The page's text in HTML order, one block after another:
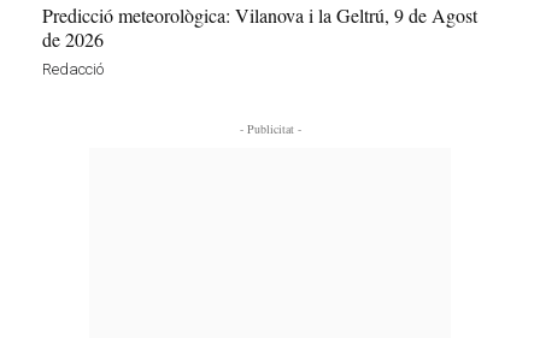
Predicció meteorològica: Vilanova i la Geltrú, 9 de Agost
de 2026
Redacció
- Publicitat -